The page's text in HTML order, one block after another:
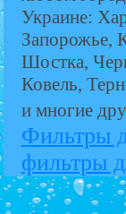
Украине:
Запорожье,
Шостка,
Ковель,
и многие
Фильтры
фильтры